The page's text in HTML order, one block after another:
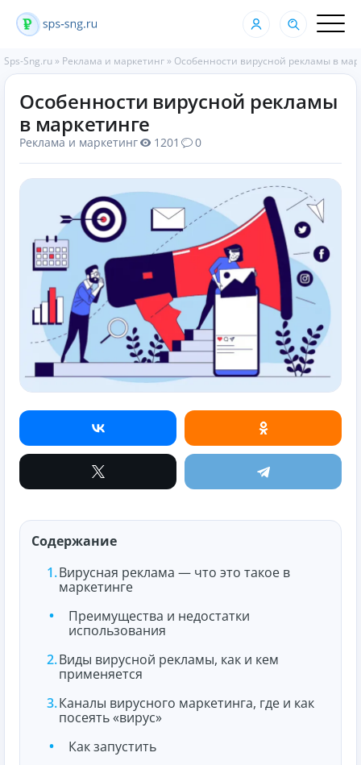
Sps-Sng.ru » Реклама и маркетинг » Особенности вирусной рекламы в
Особенности вирусной рекламы
в маркетинге
Реклама и маркетинг 1201 0
Содержание
Вирусная реклама — что это такое в
маркетинге
Преимущества и недостатки
использования
Виды вирусной рекламы, как и кем
применяется
Каналы вирусного маркетинга, где и как
посеять «вирус»
Как запустить